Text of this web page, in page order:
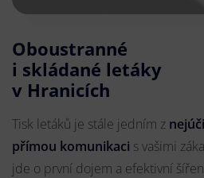
Oboustranné
i skládané letáky
v Hranicích
Tisk letáků je stále jedním z
přímou komunikaci s vašimi
jde o první dojem a efektivní